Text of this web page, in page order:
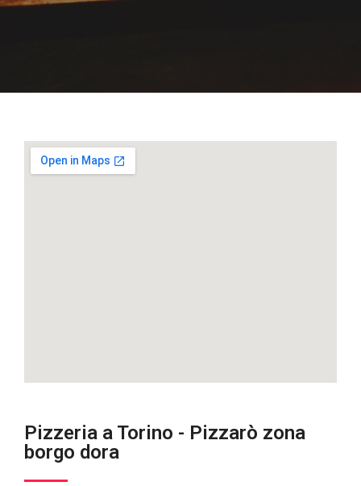
Pizzeria a Torino - Pizzarò zona
borgo dora